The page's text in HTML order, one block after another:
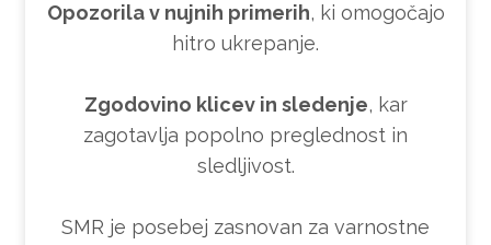
Opozorila v nujnih primerih, ki omogočajo
hitro ukrepanje.
Zgodovino klicev in sledenje, kar
zagotavlja popolno preglednost in
sledljivost.
SMR je posebej zasnovan za varnostne